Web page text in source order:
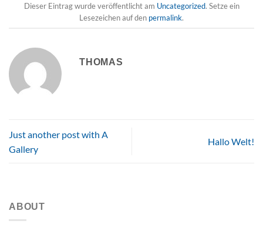
Dieser Eintrag wurde veröffentlicht am Uncategorized. Setze ein
Lesezeichen auf den permalink.
THOMAS
Just another post with A
Gallery
Hallo Welt!
ABOUT